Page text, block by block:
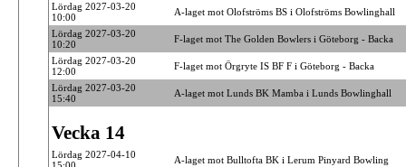
Lördag 2027-03-20
10:00
A-laget mot Olofströms BS i Olofströms Bowlinghall
Lördag 2027-03-20
10:20
F-laget mot The Golden Bowlers i Göteborg - Backa
Lördag 2027-03-20
12:00
F-laget mot Örgryte IS BF F i Göteborg - Backa
Lördag 2027-03-20
15:40
A-laget mot Lunds BK Mamba i Lunds Bowlinghall
Vecka 14
Lördag 2027-04-10
A-laget mot Bulltofta BK i Lerum Pinyard Bowling